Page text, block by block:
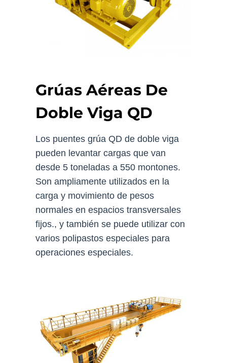
Grúas Aéreas De
Doble Viga QD
Los puentes grúa QD de doble viga
pueden levantar cargas que van
desde 5 toneladas a 550 montones.
Son ampliamente utilizados en la
carga y movimiento de pesos
normales en espacios transversales
fijos., y también se puede utilizar con
varios polipastos especiales para
operaciones especiales.